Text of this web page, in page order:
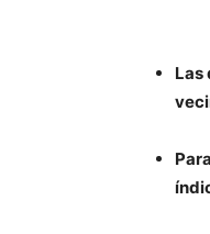
Las